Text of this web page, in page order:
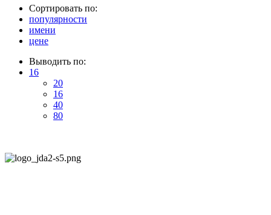
Сортировать по:
популярности
имени
цене
Выводить по:
16
20
16
40
80